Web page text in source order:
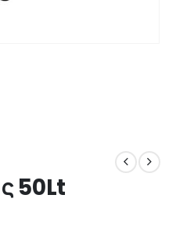
50Lt